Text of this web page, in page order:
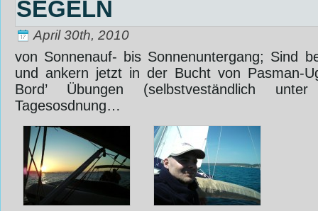
SEGELN
April 30th, 2010
von Sonnenauf- bis Sonnenuntergang; Sind
und ankern jetzt in der Bucht von Pasman-
Bord’ Übungen (selbstveständlich
Tagesosdnung…